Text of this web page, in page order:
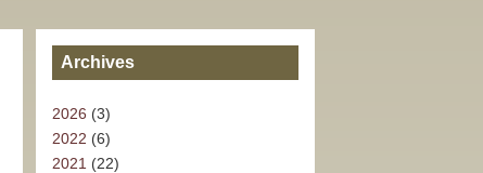
Archives
2026 (3)
2022 (6)
2021 (22)